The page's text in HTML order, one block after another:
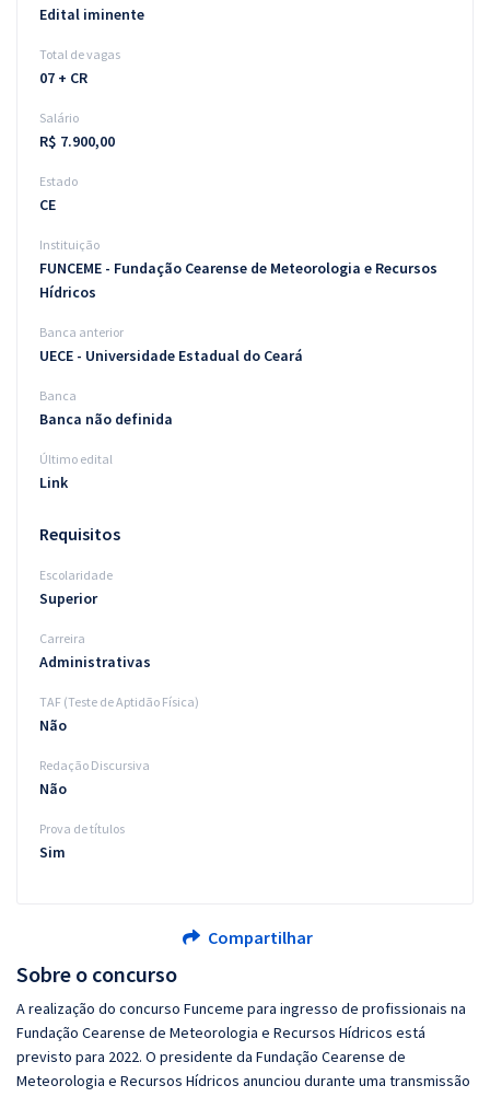
Blog
Aprovados
Atendimento
Sobre o concurso
A realização do concurso Funceme para ingresso de profissionais na
Fundação Cearense de Meteorologia e Recursos Hídricos está
previsto para 2022. O presidente da Fundação Cearense de
Meteorologia e Recursos Hídricos anunciou durante uma transmissão
Edital iminente
Total de vagas
07 + CR
Salário
R$ 7.900,00
Estado
CE
Instituição
FUNCEME - Fundação Cearense de Meteorologia e Recursos
Hídricos
Banca anterior
UECE - Universidade Estadual do Ceará
Banca
Banca não definida
Último edital
Link
Requisitos
Escolaridade
Superior
Carreira
Administrativas
TAF (Teste de Aptidão Física)
Não
Redação Discursiva
Não
Prova de títulos
Sim
Compartilhar